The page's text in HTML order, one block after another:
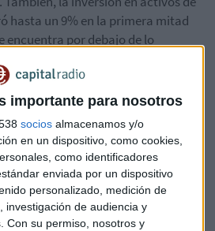
importante para nosotros
socios almacenamos y/o
en un dispositivo, como cookies,
como identificadores
enviada por un dispositivo
personalizado, medición de
investigación de audiencia y
Con su permiso, nosotros y
hasta un 9% en la primera mitad
encuentra por debajo de lo
lasventas al por menor
y la
producción industrial
se encuentra en un máximo de
las empresas chinas experimentan
en 4 meses con subidas de